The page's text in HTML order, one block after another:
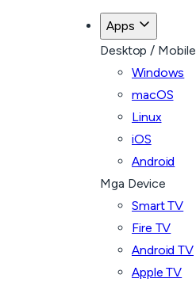
Apps
Desktop / Mobile
Windows
macOS
Linux
iOS
Android
Mga Device
Smart TV
Fire TV
Android TV
Apple TV